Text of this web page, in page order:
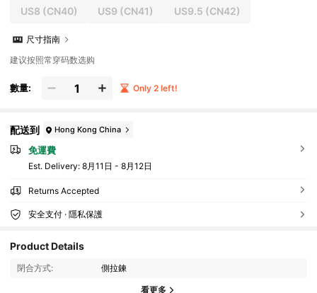
US8 (CN40) US9 (CN41) US9.5 (CN42)
尺寸指南
建议按照常穿码数选购
數量: Only 2 left!
配送到 Hong Kong China
免運費
​Est. Delivery: 8月11日 - 8月12日
Returns Accepted
安全支付 · 隱私保護
Product Details
閉合方式: 側拉鍊
看更多